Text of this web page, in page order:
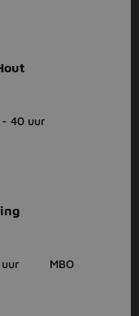
- 40 uur
uur MBO